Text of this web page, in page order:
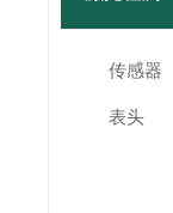
传感器
表头